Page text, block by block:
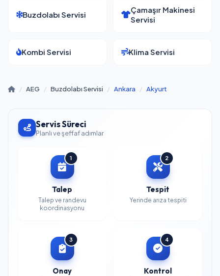
Buzdolabı Servisi
Çamaşır Makinesi
Servisi
Kombi Servisi Klima Servisi
/ AEG / Buzdolabı Servisi / Ankara / Akyurt
Servis Süreci
Planlı ve şeffaf adımlar
1
Talep
Talep ve randevu
koordinasyonu
2
Tespit
Yerinde arıza tespiti
3
Onay
4
Kontrol